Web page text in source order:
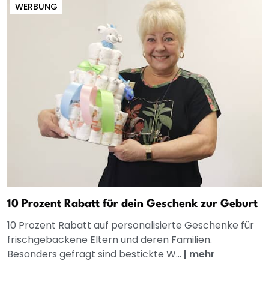
WERBUNG
10 Prozent Rabatt für dein Geschenk zur Geburt
10 Prozent Rabatt auf personalisierte Geschenke für
frischgebackene Eltern und deren Familien.
Besonders gefragt sind bestickte W... | mehr